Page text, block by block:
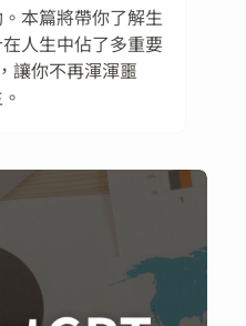
本篇將帶你了解生
人生中佔了多重要
讓你不再渾渾噩